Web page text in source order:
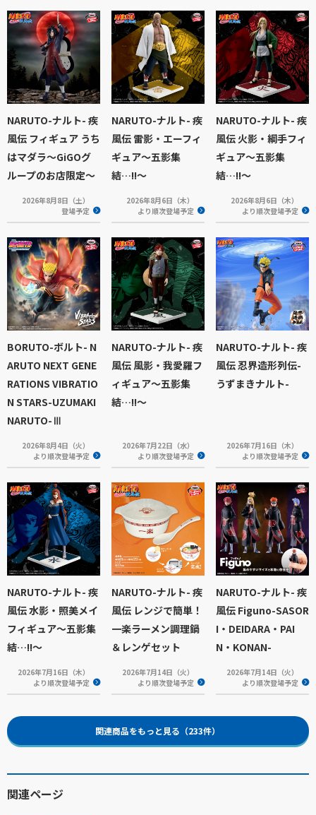
NARUTO-ナルト- 疾
風伝 フィギュア うち
はマダラ～GiGOグ
ループのお店限定～
2026年8月8日（土）
登場予定
NARUTO-ナルト- 疾
風伝 雷影・エーフィ
ギュア～五影集
結…!!～
2026年8月6日（木）
より順次登場予定
NARUTO-ナルト- 疾
風伝 火影・綱手フィ
ギュア～五影集
結…!!～
2026年8月6日（木）
より順次登場予定
BORUTO-ボルト- N
ARUTO NEXT GENE
RATIONS VIBRATIO
N STARS-UZUMAKI
NARUTO-Ⅲ
2026年8月4日（火）
より順次登場予定
NARUTO-ナルト- 疾
風伝 風影・我愛羅フ
ィギュア～五影集
結…!!～
2026年7月22日（水）
より順次登場予定
NARUTO-ナルト- 疾
風伝 忍界造形列伝-
うずまきナルト-
2026年7月16日（木）
より順次登場予定
NARUTO-ナルト- 疾
風伝 水影・照美メイ
フィギュア～五影集
結…!!～
2026年7月16日（木）
より順次登場予定
NARUTO-ナルト- 疾
風伝 レンジで簡単！
一楽ラーメン調理鍋
＆レンゲセット
2026年7月14日（火）
より順次登場予定
NARUTO-ナルト- 疾
風伝 Figuno-SASOR
I・DEIDARA・PAI
N・KONAN-
2026年7月14日（火）
より順次登場予定
関連商品をもっと見る（233件）
関連ページ